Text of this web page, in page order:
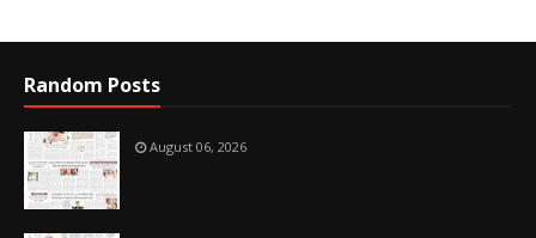
Random Posts
August 06, 2026